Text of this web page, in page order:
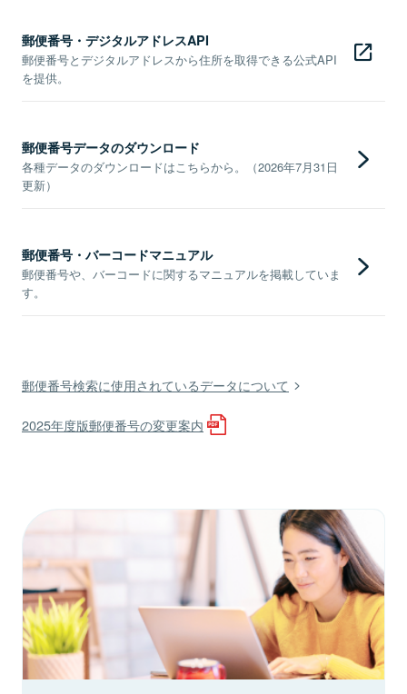
郵便番号・デジタルアドレスAPI
郵便番号とデジタルアドレスから住所を取得できる公式API
を提供。
郵便番号データのダウンロード
各種データのダウンロードはこちらから。（2026年7月31日
更新）
郵便番号・バーコードマニュアル
郵便番号や、バーコードに関するマニュアルを掲載していま
す。
郵便番号検索に使用されているデータについて
2025年度版郵便番号の変更案内